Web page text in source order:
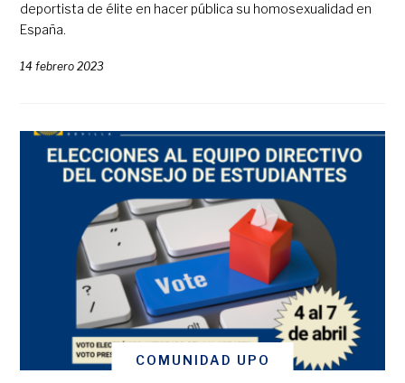
deportista de élite en hacer pública su homosexualidad en
España.
14 febrero 2023
COMUNIDAD UPO